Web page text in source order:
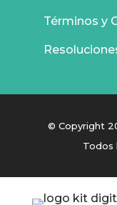
Términos y
© Copyright
Todos